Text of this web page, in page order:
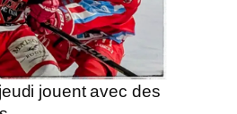
jouent avec des